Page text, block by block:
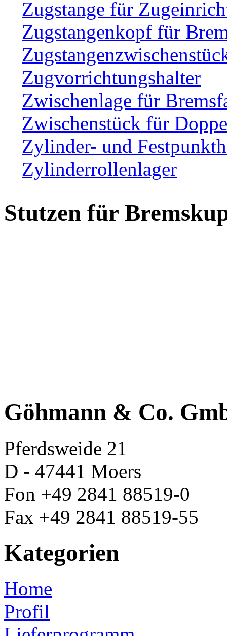
Zugstange für
Zugstangenkopf für
Zugvorrichtungshalter
Zwischenlage für
Zwischenstück für
Zylinder- und
Zylinderrollenlager
Stutzen für
Göhmann & Co.
Pferdsweide 21
D - 47441 Moers
Fon +49 2841 88519-0
Fax +49 2841 88519-55
Kategorien
Home
Profil